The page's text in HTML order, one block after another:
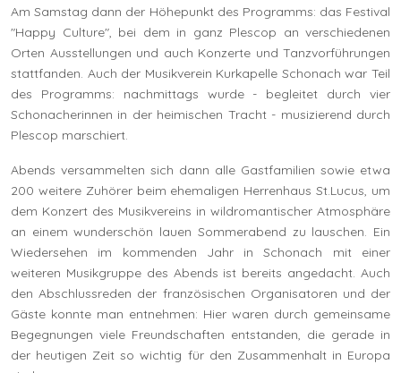
Am Samstag dann der Höhepunkt des Programms: das Festival
"Happy Culture", bei dem in ganz Plescop an verschiedenen
Orten Ausstellungen und auch Konzerte und Tanzvorführungen
stattfanden. Auch der Musikverein Kurkapelle Schonach war Teil
des Programms: nachmittags wurde - begleitet durch vier
Schonacherinnen in der heimischen Tracht - musizierend durch
Plescop marschiert.
Abends versammelten sich dann alle Gastfamilien sowie etwa
200 weitere Zuhörer beim ehemaligen Herrenhaus St.Lucus, um
dem Konzert des Musikvereins in wildromantischer Atmosphäre
an einem wunderschön lauen Sommerabend zu lauschen. Ein
Wiedersehen im kommenden Jahr in Schonach mit einer
weiteren Musikgruppe des Abends ist bereits angedacht. Auch
den Abschlussreden der französischen Organisatoren und der
Gäste konnte man entnehmen: Hier waren durch gemeinsame
Begegnungen viele Freundschaften entstanden, die gerade in
der heutigen Zeit so wichtig für den Zusammenhalt in Europa